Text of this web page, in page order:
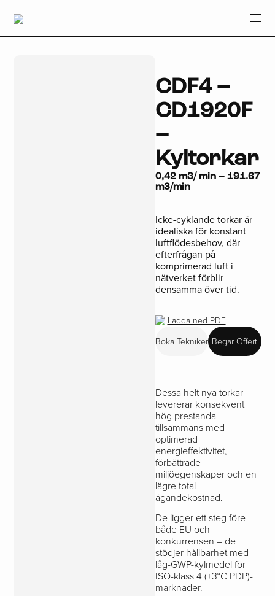
CDF4 –
CD1920F
–
Kyltorkar
0,42 m3/ min – 191.67
m3/min
Icke-cyklande torkar är
idealiska för konstant
luftflödesbehov, där
efterfrågan på
komprimerad luft i
nätverket förblir
densamma över tid.
Ladda ned PDF
Boka Tekniker Begär Offert
Dessa helt nya torkar
levererar konsekvent
hög prestanda
tillsammans med
optimerad
energieffektivitet,
förbättrade
miljöegenskaper och en
lägre total
ägandekostnad.
De ligger ett steg före
både EU och
konkurrensen – de
stödjer hållbarhet med
låg-GWP-kylmedel för
ISO-klass 4 (+3°C PDP)-
marknader.